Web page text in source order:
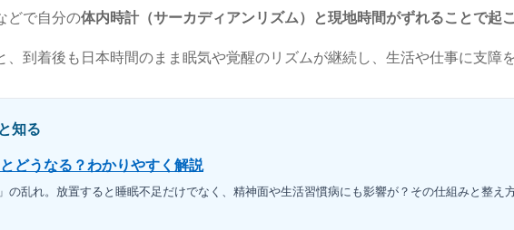
どで自分の体内時計（サーカディアンリズム）と現地時間がずれることで起
到着後も日本時間のまま眠気や覚醒のリズムが継続し、生活や仕事に支障
知る
どうなる？わかりやすく解説
の乱れ。放置すると睡眠不足だけでなく、精神面や生活習慣病にも影響が？その仕組みと整え方